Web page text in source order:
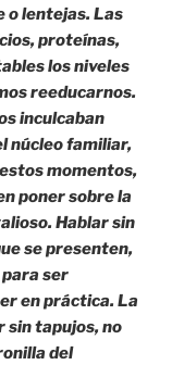
o lentejas. Las
proteínas,
los niveles
reeducarnos.
inculcaban
núcleo familiar,
momentos,
poner sobre la
Hablar sin
se presenten,
ser
en práctica. La
sin tapujos, no
del